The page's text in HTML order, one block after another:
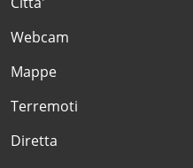
Webcam
Mappe
Terremoti
Diretta